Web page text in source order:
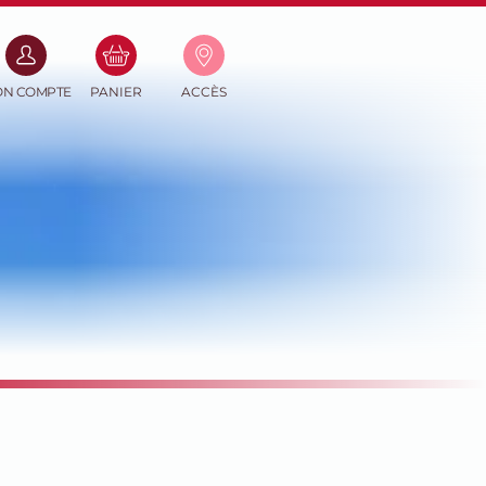
COMPTE
mail
PANIER(0
PRODUITS)
ACCÈS